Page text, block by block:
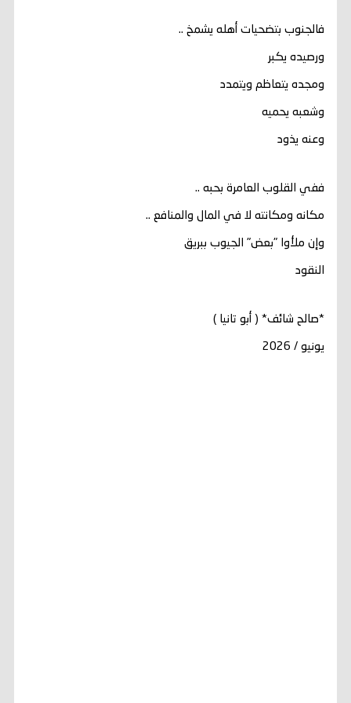
فالجنوب بتضحيات أهله يشمخ ..
ورصيده يكبر
ومجده يتعاظم ويتمدد
وشعبه يحميه
وعنه يذود
ففي القلوب العامرة بحبه ..
مكانه ومكانته لا في المال والمنافع ..
وإن ملأوا "بعض" الجيوب ببريق
النقود
*صالح شائف* ( أبو تانيا )
يونيو / 2026